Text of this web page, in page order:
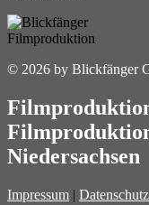
© 2026 by Blickfänger
Niedersachsen
Impressum | Datenschutz